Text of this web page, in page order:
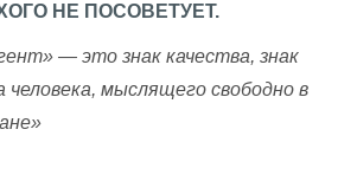
НЕ ПОСОВЕТУЕТ.
— это знак качества, знак
человека, мыслящего свободно в